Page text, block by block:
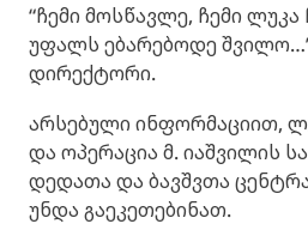
“ჩემი მოსწავლე, ჩემი ლუკა
უფალს ებარებოდე
დირექტორი.
არსებული ინფორმაციით,
და ოპერაცია მ. იაშვილის
დედათა და ბავშვთა
უნდა გაეკეთებინათ.